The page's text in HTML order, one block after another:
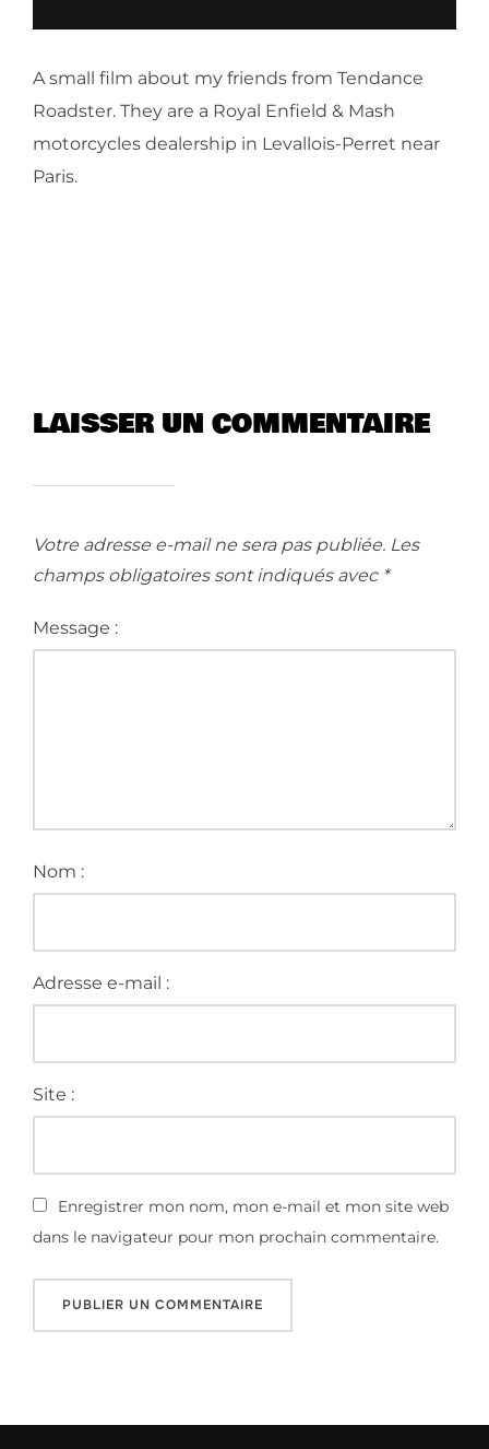
A small film about my friends from Tendance
Roadster. They are a Royal Enfield & Mash
motorcycles dealership in Levallois-Perret near
Paris.
LAISSER UN COMMENTAIRE
Votre adresse e-mail ne sera pas publiée. Les
champs obligatoires sont indiqués avec *
Message :
Nom :
Adresse e-mail :
Site :
Enregistrer mon nom, mon e-mail et mon site web
dans le navigateur pour mon prochain commentaire.